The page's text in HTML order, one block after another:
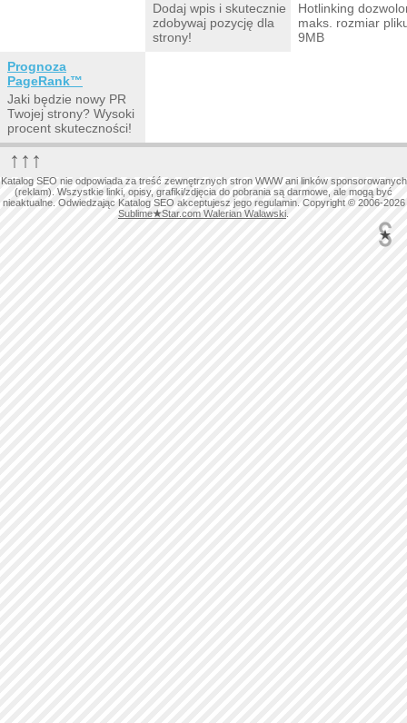
Dodaj wpis i skutecznie
zdobywaj pozycję dla
strony!
Hotlinking
maks. rozmiar
9MB
Prognoza
PageRank™
Jaki będzie nowy PR
Twojej strony? Wysoki
procent skuteczności!
↑↑↑
Katalog SEO nie odpowiada za treść zewnętrznych stron WWW ani linków sponsorowanych
(reklam). Wszystkie linki, opisy, grafiki/zdjęcia do pobrania są darmowe, ale mogą być
nieaktualne. Odwiedzając Katalog SEO akceptujesz jego regulamin. Copyright © 2006-2026
Sublime★Star.com Walerian Walawski